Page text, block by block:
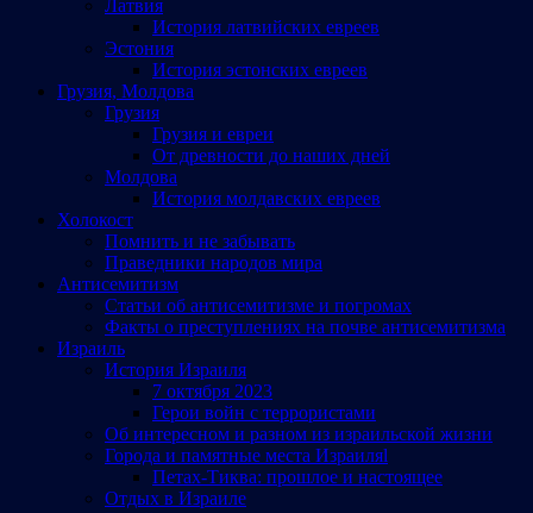
Латвия
История латвийских евреев
Эстония
История эстонских евреев
Грузия, Молдова
Грузия
Грузия и евреи
От древности до наших дней
Молдова
История молдавских евреев
Холокост
Помнить и не забывать
Праведники народов мира
Антисемитизм
Статьи об антисемитизме и погромах
Факты о преступлениях на почве антисемитизма
Израиль
История Израиля
7 октября 2023
Герои войн с террористами
Об интересном и разном из израильской жизни
Города и памятные места Израиляl
Петах-Тиква: прошлое и настоящее
Отдых в Израиле